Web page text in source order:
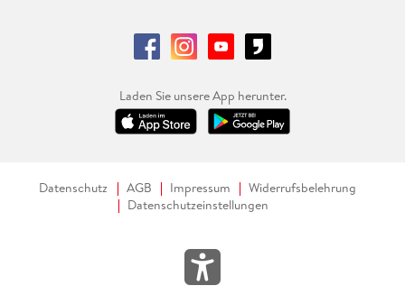
Laden Sie unsere App herunter.
Datenschutz AGB Impressum
Widerrufsbelehrung
Datenschutzeinstellungen